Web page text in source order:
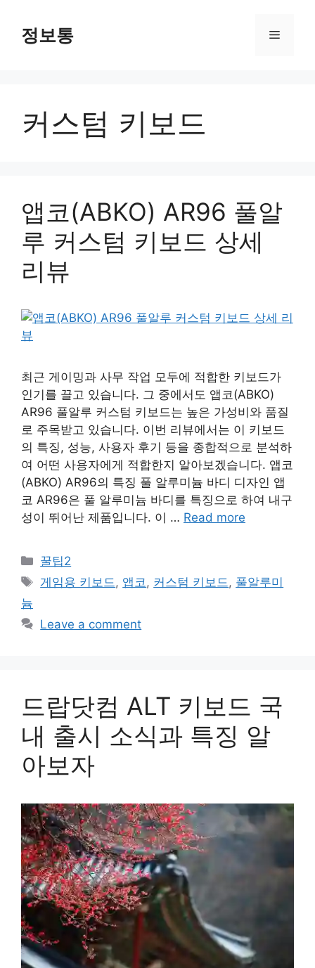
content정보통 Menu
커스텀 키보드
앱코(ABKO) AR96 풀알
루 커스텀 키보드 상세
리뷰
최근 게이밍과 사무 작업 모두에 적합한 키보드가
인기를 끌고 있습니다. 그 중에서도 앱코(ABKO)
AR96 풀알루 커스텀 키보드는 높은 가성비와 품질
로 주목받고 있습니다. 이번 리뷰에서는 이 키보드
의 특징, 성능, 사용자 후기 등을 종합적으로 분석하
여 어떤 사용자에게 적합한지 알아보겠습니다. 앱코
(ABKO) AR96의 특징 풀 알루미늄 바디 디자인 앱
코 AR96은 풀 알루미늄 바디를 특징으로 하여 내구
성이 뛰어난 제품입니다. 이 … Read more
Categories
꿀팁2
Tags
게임용 키보드, 앱코, 커스텀 키보드, 풀알루미
늄
Leave a comment
드랍닷컴 ALT 키보드 국
내 출시 소식과 특징 알
아보자